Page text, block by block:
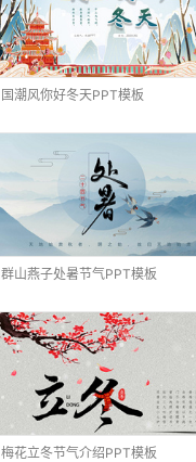
国潮风你好冬天PPT模板
群山燕子处暑节气PPT模板
梅花立冬节气介绍PPT模板